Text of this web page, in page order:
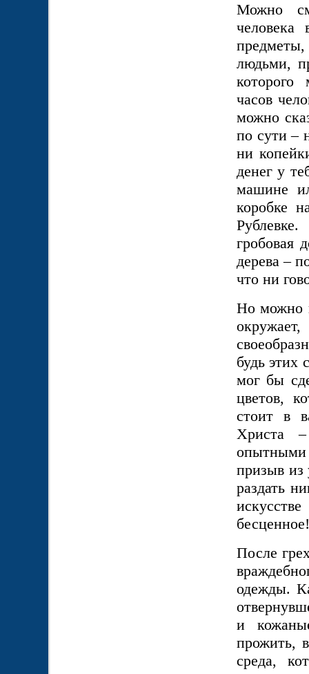
Можно
людьми,
часов
можно
по сути –
ни
денег у
машине
коробке
гробовая
дерева –
что ни
Но можно
будь этих
мог бы
цветов,
стоит в
Христа
опытными
призыв из
раздать
бесценное!
После
одежды.
и
прожить,
среда,